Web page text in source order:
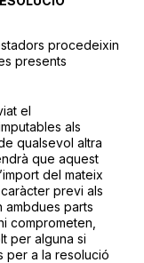
procedeixin
presents
el
als
qualsevol altra
que aquest
del mateix
previ als
ambdues parts
comprometen,
per alguna si
per a la resolució